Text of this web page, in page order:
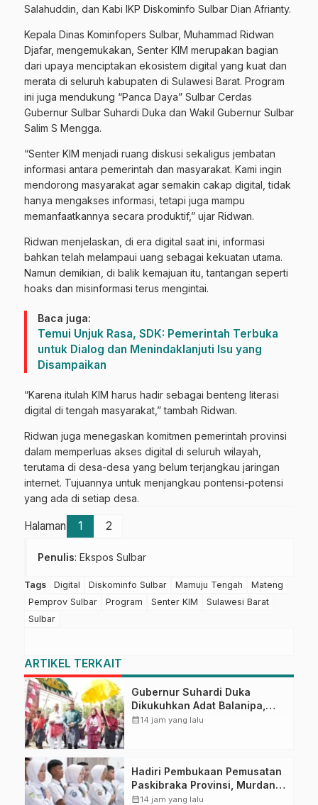
Salahuddin, dan Kabi IKP Diskominfo Sulbar Dian Afrianty.
Kepala Dinas Kominfopers Sulbar, Muhammad Ridwan
Djafar, mengemukakan, Senter KIM merupakan bagian
dari upaya menciptakan ekosistem digital yang kuat dan
merata di seluruh kabupaten di Sulawesi Barat. Program
ini juga mendukung “Panca Daya” Sulbar Cerdas
Gubernur Sulbar Suhardi Duka dan Wakil Gubernur Sulbar
Salim S Mengga.
“Senter KIM menjadi ruang diskusi sekaligus jembatan
informasi antara pemerintah dan masyarakat. Kami ingin
mendorong masyarakat agar semakin cakap digital, tidak
hanya mengakses informasi, tetapi juga mampu
memanfaatkannya secara produktif,” ujar Ridwan.
Ridwan menjelaskan, di era digital saat ini, informasi
bahkan telah melampaui uang sebagai kekuatan utama.
Namun demikian, di balik kemajuan itu, tantangan seperti
hoaks dan misinformasi terus mengintai.
Baca juga:
Temui Unjuk Rasa, SDK: Pemerintah Terbuka
untuk Dialog dan Menindaklanjuti Isu yang
Disampaikan
“Karena itulah KIM harus hadir sebagai benteng literasi
digital di tengah masyarakat,” tambah Ridwan.
Ridwan juga menegaskan komitmen pemerintah provinsi
dalam memperluas akses digital di seluruh wilayah,
terutama di desa-desa yang belum terjangkau jaringan
internet. Tujuannya untuk menjangkau pontensi-potensi
yang ada di setiap desa.
Halaman 1 2
Penulis: Ekspos Sulbar
Tags Digital Diskominfo Sulbar Mamuju Tengah
Mateng
Pemprov Sulbar
Program Senter KIM
Sulawesi Barat
Sulbar
ARTIKEL TERKAIT
Gubernur Suhardi Duka
Dikukuhkan Adat Balanipa,
Raih Gelar Sulo Tappidena
calendar_month14 jam yang lalu
Hadiri Pembukaan Pemusatan
Paskibraka Provinsi, Murdanil:
Ini Membentuk Karakter
calendar_month14 jam yang lalu